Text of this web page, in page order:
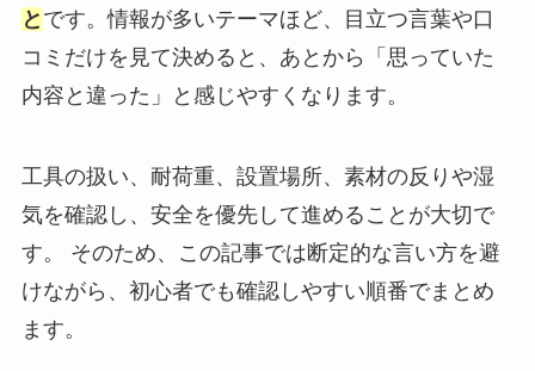
と です。情報が多いテーマほど、目立つ言葉や口
コミだけを見て決めると、あとから「思っていた
内容と違った」と感じやすくなります。
工具の扱い、耐荷重、設置場所、素材の反りや湿
気を確認し、安全を優先して進めることが大切で
す。 そのため、この記事では断定的な言い方を避
けながら、初心者でも確認しやすい順番でまとめ
ます。